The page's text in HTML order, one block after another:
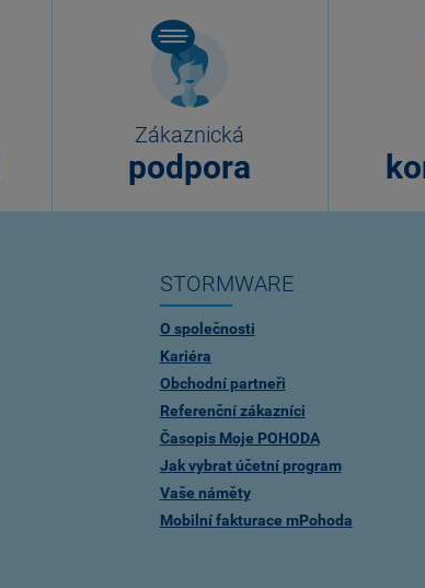
Zákaznická
podpora
STORMWARE
O společnosti
Kariéra
Obchodní partneři
Referenční zákazníci
Časopis Moje POHODA
Jak vybrat účetní program
Vaše náměty
Mobilní fakturace mPohoda